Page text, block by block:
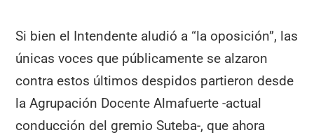
Si bien el Intendente aludió a “la oposición”, las
únicas voces que públicamente se alzaron
contra estos últimos despidos partieron desde
la Agrupación Docente Almafuerte -actual
conducción del gremio Suteba-, que ahora